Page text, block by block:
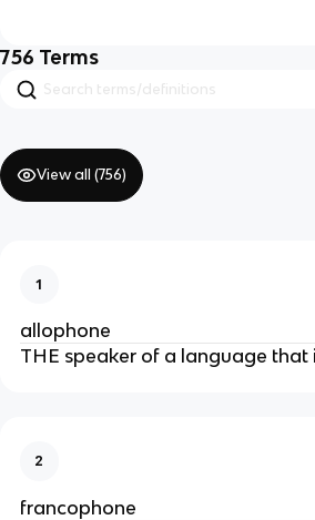
756 Terms
View all (756)
1
allophone
THE speaker of a language that
2
francophone